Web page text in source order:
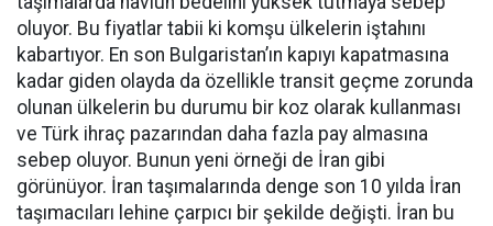
oluyor. Bu fiyatlar tabii ki komşu ülkelerin iştahını
kabartıyor. En son Bulgaristan’ın kapıyı kapatmasına
kadar giden olayda da özellikle transit geçme zorunda
olunan ülkelerin bu durumu bir koz olarak kullanması
ve Türk ihraç pazarından daha fazla pay almasına
sebep oluyor. Bunun yeni örneği de İran gibi
görünüyor. İran taşımalarında denge son 10 yılda İran
taşımacıları lehine çarpıcı bir şekilde değişti. İran bu